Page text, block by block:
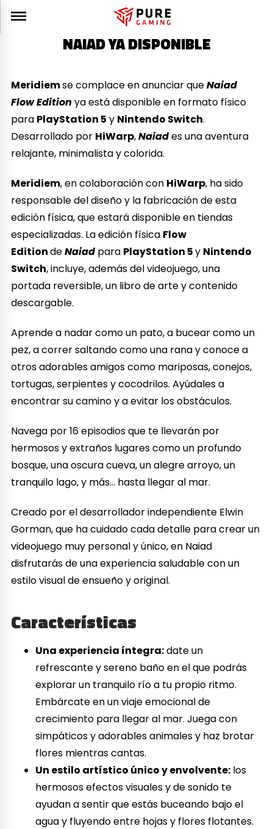
NAIAD YA DISPONIBLE
Meridiemse complace en anunciar queNaiad
Flow Edition ya está disponible en formato físico
para PlayStation 5 y Nintendo Switch.
Desarrollado por HiWarp,Naiades una aventura
relajante, minimalista y colorida.
Meridiem, en colaboración con HiWarp, ha sido
responsable del diseño y la fabricación de esta
edición física, que estará disponible en tiendas
especializadas. La edición física Flow
EditiondeNaiad para PlayStation 5y Nintendo
Switch, incluye, además del videojuego, una
portada reversible, un libro de arte y contenido
descargable.
Aprende a nadar como un pato, a bucear como un
pez, a correr saltando como una rana y conoce a
otros adorables amigos como mariposas, conejos,
tortugas, serpientes y cocodrilos. Ayúdales a
encontrar su camino y a evitar los obstáculos.
Navega por 16 episodios que te llevarán por
hermosos y extraños lugares como un profundo
bosque, una oscura cueva, un alegre arroyo, un
tranquilo lago, y más… hasta llegar al mar.
Creado por el desarrollador independiente Elwin
Gorman, que ha cuidado cada detalle para crear un
videojuego muy personal y único, en Naiad
disfrutarás de una experiencia saludable con un
estilo visual de ensueño y original.
Características
Una experiencia íntegra:date un
refrescante y sereno baño en el que podrás
explorar un tranquilo río a tu propio ritmo.
Embárcate en un viaje emocional de
crecimiento para llegar al mar. Juega con
simpáticos y adorables animales y haz brotar
flores mientras cantas.
Un estilo artístico único y envolvente: los
hermosos efectos visuales y de sonido te
ayudan a sentir que estás buceando bajo el
agua y fluyendo entre hojas y flores flotantes.